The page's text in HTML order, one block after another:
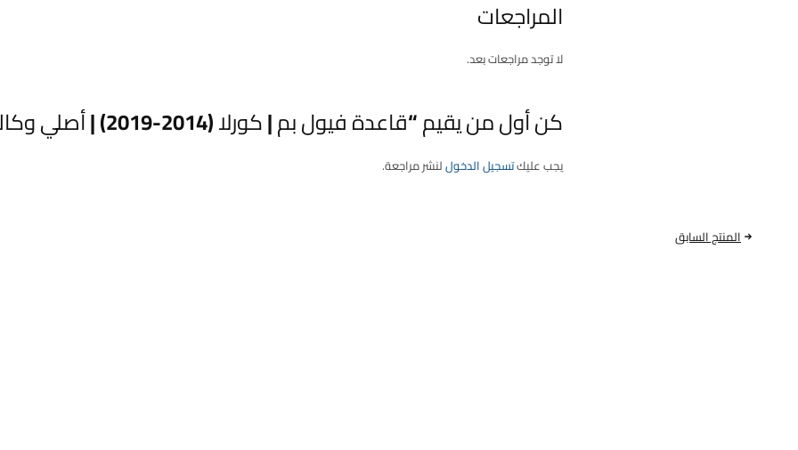
المراجعات
لا توجد مراجعات بعد.
كن أول من يقيم “قاعدة فيول بم | كورلا (2014-2019) | أصلي وكالة | 77020-02410”
يجب عليكتسجيل الدخوللنشر مراجعة.
المنتج السابق